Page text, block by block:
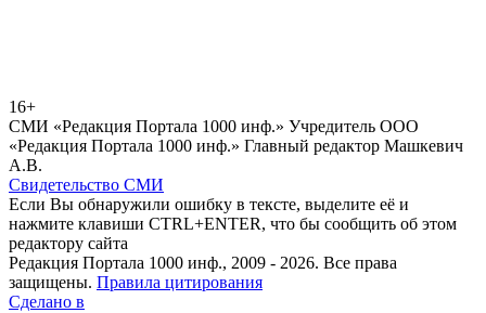
16+
СМИ «Редакция Портала 1000 инф.» Учредитель ООО
«Редакция Портала 1000 инф.» Главный редактор Машкевич
А.В.
Свидетельство СМИ
Если Вы обнаружили ошибку в тексте, выделите её и
нажмите клавиши CTRL+ENTER, что бы сообщить об этом
редактору сайта
Редакция Портала 1000 инф., 2009 - 2026. Все права
защищены. Правила цитирования
Сделано в